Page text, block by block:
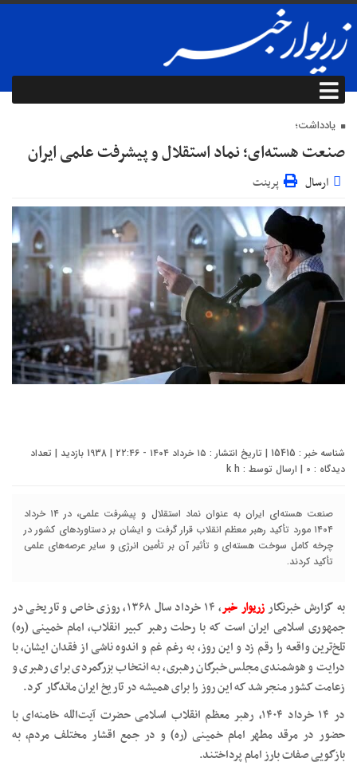
یادداشت؛
صنعت هسته‌ای؛ نماد استقلال و پیشرفت علمی ایران
ارسال پرینت
شناسه خبر : 15415 | تاریخ انتشار : ۱۵ خرداد ۱۴۰۴ - ۲۲:۴۶ | 1938 بازدید | تعداد
دیدگاه : 0 | ارسال توسط : k h
صنعت هسته‌ای ایران به عنوان نماد استقلال و پیشرفت علمی، در ۱۴ خرداد
۱۴۰۴ مورد تأکید رهبر معظم انقلاب قرار گرفت و ایشان بر دستاوردهای کشور در
چرخه کامل سوخت هسته‌ای و تأثیر آن بر تأمین انرژی و سایر عرصه‌های علمی
تأکید کردند.
به گزارش خبرنگارزریوار خبر
، ۱۴ خرداد سال ۱۳۶۸، روزی خاص و تاریخی در
جمهوری اسلامی ایران است که با رحلت رهبر کبیر انقلاب، امام خمینی (ره)
تلخ‌ترین واقعه را رقم زد و این روز، به رغم غم و اندوه ناشی از فقدان ایشان، با
درایت و هوشمندی مجلس خبرگان رهبری، به انتخاب بزرگمردی برای رهبری و
زعامت کشور منجر شد که این روز را برای همیشه در تاریخ ایران ماندگار کرد.
در ۱۴ خرداد ۱۴۰۴، رهبر معظم انقلاب اسلامی حضرت آیت‌الله خامنه‌ای با
حضور در مرقد مطهر امام خمینی (ره) و در جمع اقشار مختلف مردم، به
بازگویی صفات بارز امام پرداختند.